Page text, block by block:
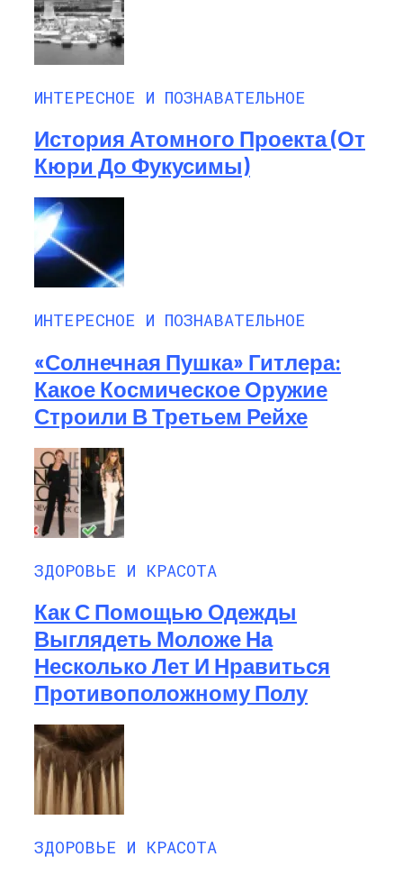
ИНТЕРЕСНОЕ И ПОЗНАВАТЕЛЬНОЕ
История Атомного Проекта (от
Кюри До Фукусимы)
ИНТЕРЕСНОЕ И ПОЗНАВАТЕЛЬНОЕ
«Солнечная Пушка» Гитлера:
Какое Космическое Оружие
Строили В Третьем Рейхе
ЗДОРОВЬЕ И КРАСОТА
Как С Помощью Одежды
Выглядеть Моложе На
Несколько Лет И Нравиться
Противоположному Полу
ЗДОРОВЬЕ И КРАСОТА